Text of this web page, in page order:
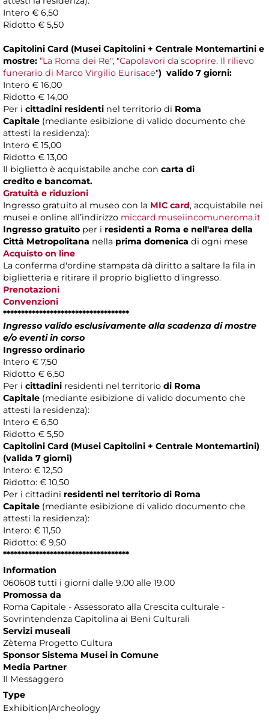
Intero € 6,50
Ridotto € 5,50
Capitolini Card (Musei Capitolini + Centrale Montemartini e
mostre: “La Roma dei Re", "Capolavori da scoprire. Il rilievo
funerario di Marco Virgilio Eurisace") valido 7 giorni:
Intero € 16,00
Ridotto € 14,00
Per i cittadini residenti nel territorio di Roma
Capitale (mediante esibizione di valido documento che
attesti la residenza):
Intero € 15,00
Ridotto € 13,00
Il biglietto è acquistabile anche con carta di
credito e bancomat.
Gratuità e riduzioni
Ingresso gratuito al museo con la MIC card, acquistabile nei
musei e online all’indirizzo miccard.museiincomuneroma.it
Ingresso gratuito per i residenti a Roma e nell'area della
Città Metropolitana nella prima domenica di ogni mese
Acquisto on line
La conferma d'ordine stampata dà diritto a saltare la fila in
biglietteria e ritirare il proprio biglietto d'ingresso.
Prenotazioni
Convenzioni
***********************************
Ingresso valido esclusivamente alla scadenza di mostre
e/o eventi in corso
Ingresso ordinario
Intero € 7,50
Ridotto € 6,50
Per i cittadini residenti nel territorio di Roma
Capitale (mediante esibizione di valido documento che
attesti la residenza):
Intero € 6,50
Ridotto € 5,50
Capitolini Card (Musei Capitolini + Centrale Montemartini)
(valida 7 giorni)
Intero: € 12,50
Ridotto: € 10,50
Per i cittadini residenti nel territorio di Roma
Capitale (mediante esibizione di valido documento che
attesti la residenza):
Intero: € 11,50
Ridotto: € 9,50
***********************************
Information
060608 tutti i giorni dalle 9.00 alle 19.00
Promossa da
Roma Capitale - Assessorato alla Crescita culturale -
Sovrintendenza Capitolina ai Beni Culturali
Servizi museali
Zètema Progetto Cultura
Sponsor Sistema Musei in Comune
Media Partner
Il Messaggero
Type
Exhibition|Archeology